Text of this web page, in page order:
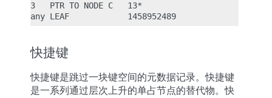
3   PTR TO NODE C   13*
快捷键
快捷键是跳过一块键空间的元数据记录。快捷键
是一系列通过层次上升的单占节点的替代物。快